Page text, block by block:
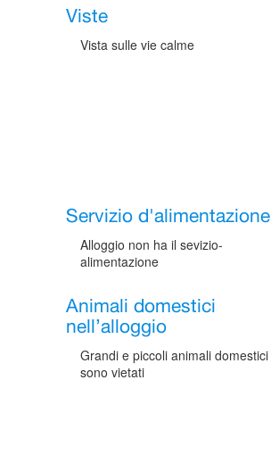
Viste
Vista sulle vie calme
Servizio d'alimentazione
Alloggio non ha il sevizio-
alimentazione
Animali domestici
nell’alloggio
Grandi e piccoli animali domestici
sono vietati